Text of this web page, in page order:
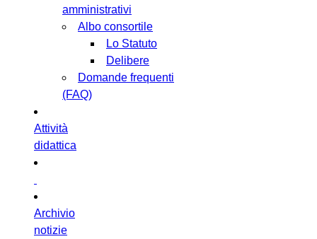
amministrativi
Albo consortile
Lo Statuto
Delibere
Domande frequenti
(FAQ)
Attività
didattica
Archivio
notizie